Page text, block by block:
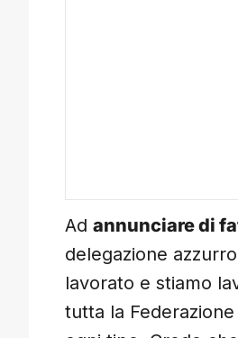
Ad annunciare di
delegazione
lavorato e stiamo
tutta la